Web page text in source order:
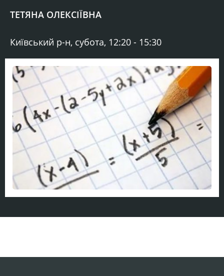
ТЕТЯНА ОЛЕКСІЇВНА
Київський р-н, субота, 12:20 - 15:30